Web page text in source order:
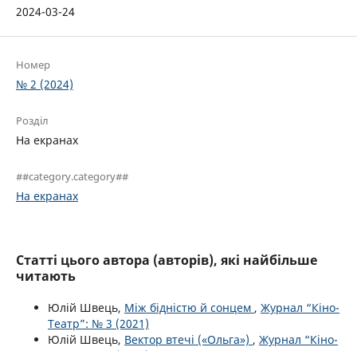
2024-03-24
Номер
№ 2 (2024)
Розділ
На екранах
##category.category##
На екранах
Статті цього автора (авторів), які найбільше
читають
Юлій Швець, Між бідністю й сонцем , Журнал “Кіно-
Театр”: № 3 (2021)
Юлій Швець, Вектор втечі («Ольга») , Журнал “Кіно-